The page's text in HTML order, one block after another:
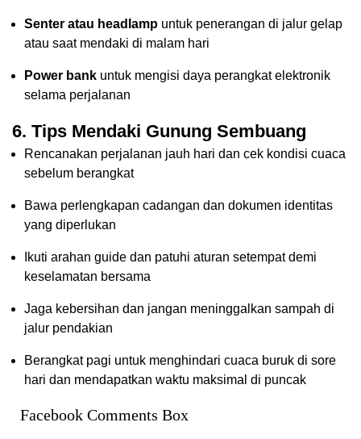
Senter atau headlamp untuk penerangan di jalur gelap
atau saat mendaki di malam hari
Power bank untuk mengisi daya perangkat elektronik
selama perjalanan
6. Tips Mendaki Gunung Sembuang
Rencanakan perjalanan jauh hari dan cek kondisi cuaca
sebelum berangkat
Bawa perlengkapan cadangan dan dokumen identitas
yang diperlukan
Ikuti arahan guide dan patuhi aturan setempat demi
keselamatan bersama
Jaga kebersihan dan jangan meninggalkan sampah di
jalur pendakian
Berangkat pagi untuk menghindari cuaca buruk di sore
hari dan mendapatkan waktu maksimal di puncak
Facebook Comments Box